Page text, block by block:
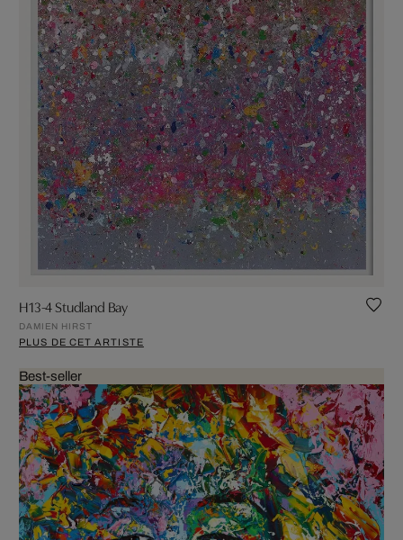
H13-4 Studland Bay
DAMIEN HIRST
PLUS DE CET ARTISTE
Best-seller